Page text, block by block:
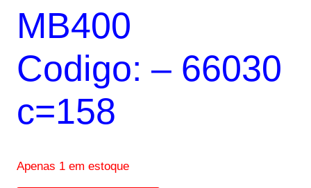
MB400
Codigo: – 66030
c=158
Apenas 1 em estoque